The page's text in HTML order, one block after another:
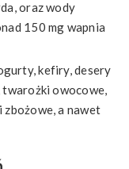
oraz wody
150 mg wapnia
kefiry, desery
twarożki owocowe,
a nawet